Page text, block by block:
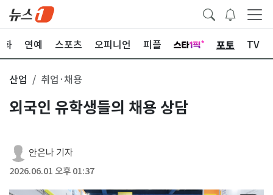
화 연예 스포츠 오피니언 피플 포토 TV
산업 취업·채용
외국인 유학생들의 채용 상담
안은나 기자
2026.06.01 오후 01:37